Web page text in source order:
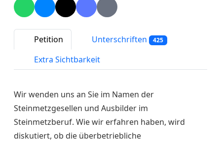
Petition Unterschriften 425
Extra Sichtbarkeit
Wir wenden uns an Sie im Namen der
Steinmetzgesellen und Ausbilder im
Steinmetzberuf. Wie wir erfahren haben, wird
diskutiert, ob die überbetriebliche